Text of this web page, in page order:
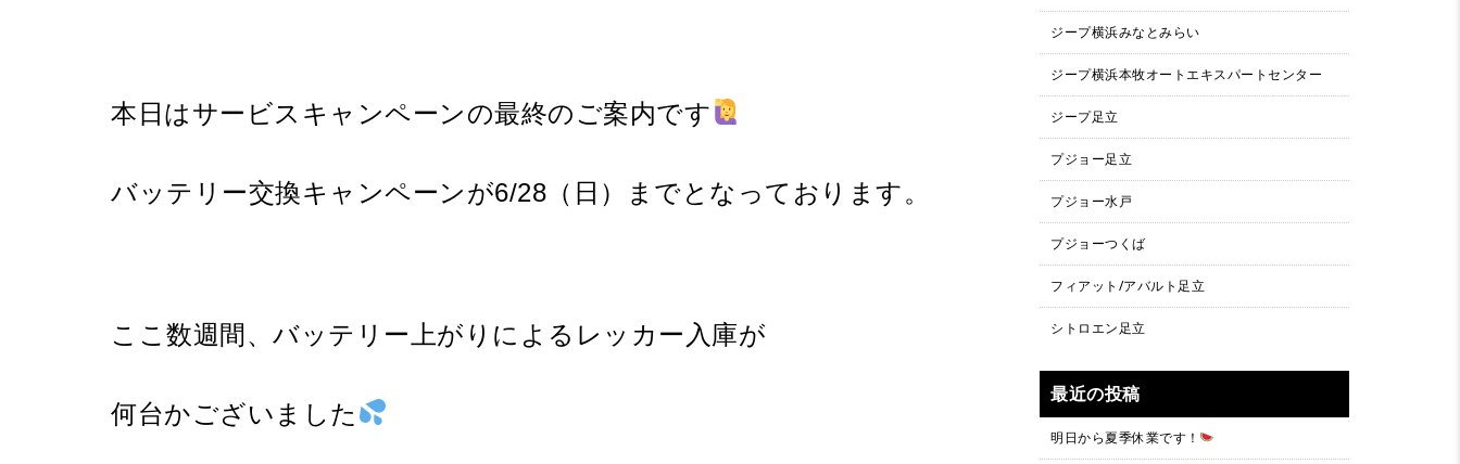
本日はサービスキャンペーンの最終のご案内です
バッテリー交換キャンペーンが6/28（日）までとなっております。
ここ数週間、バッテリー上がりによるレッカー入庫が
何台かございました
ジープ横浜みなとみらい
ジープ横浜本牧オートエキスパートセンター
ジープ足立
プジョー足立
プジョー水戸
プジョーつくば
フィアット/アバルト足立
シトロエン足立
最近の投稿
明日から夏季休業です！